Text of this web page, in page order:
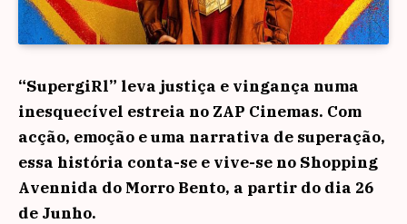
“SupergiRl” leva justiça e vingança numa
inesquecível estreia no ZAP Cinemas. Com
acção, emoção e uma narrativa de superação,
essa história conta-se e vive-se no Shopping
Avennida do Morro Bento, a partir do dia 26
de Junho.